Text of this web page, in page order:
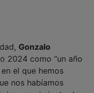
2024 como “un año
el que hemos
nos habíamos
crecimiento de